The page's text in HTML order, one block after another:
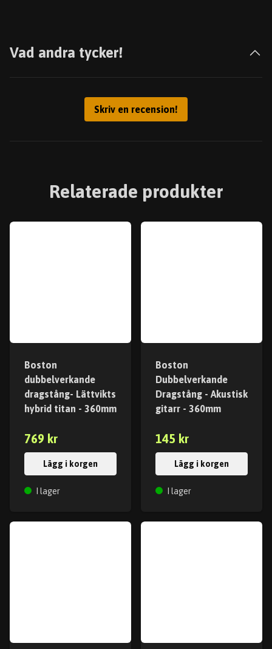
Vad andra tycker!
Skriv en recension!
Relaterade produkter
Boston
dubbelverkande
dragstång- Lättvikts
hybrid titan - 360mm
769 kr
Lägg i korgen
I lager
Boston
Dubbelverkande
Dragstång - Akustisk
gitarr - 360mm
145 kr
Lägg i korgen
I lager